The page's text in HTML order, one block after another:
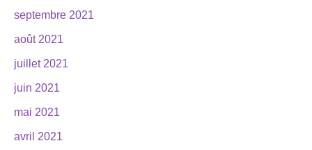
septembre 2021
août 2021
juillet 2021
juin 2021
mai 2021
avril 2021